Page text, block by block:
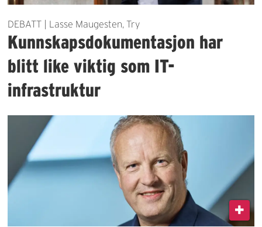
DEBATT | Lasse Maugesten, Try
Kunnskapsdokumentasjon har
blitt like viktig som IT-
infrastruktur